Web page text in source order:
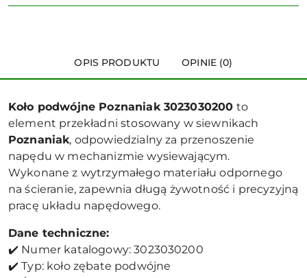
OPIS PRODUKTU OPINIE (0)
Koło podwójne Poznaniak 3023030200 to
element przekładni stosowany w siewnikach
Poznaniak, odpowiedzialny za przenoszenie
napędu w mechanizmie wysiewającym.
Wykonane z wytrzymałego materiału odpornego
na ścieranie, zapewnia długą żywotność i precyzyjną
pracę układu napędowego.
Dane techniczne:
✔️ Numer katalogowy: 3023030200
✔️ Typ: koło zębate podwójne